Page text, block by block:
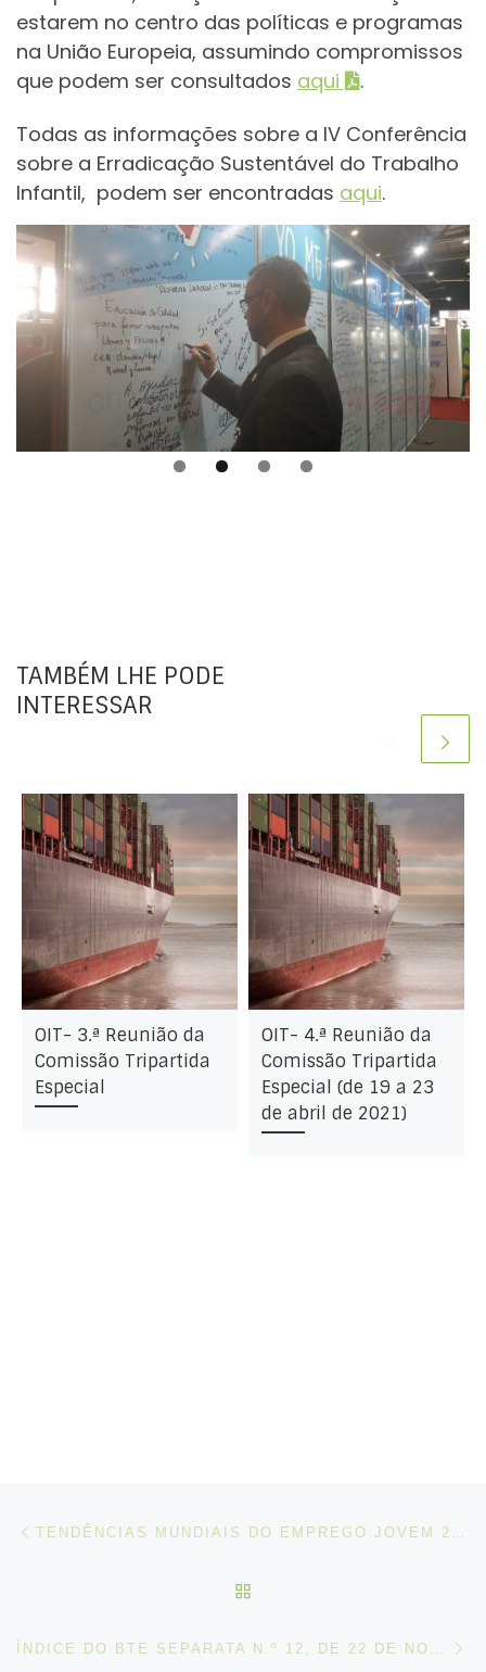
estarem no centro das políticas e programas
na União Europeia, assumindo compromissos
que podem ser consultados aqui
.
Todas as informações sobre a IV Conferência
sobre a Erradicação Sustentável do Trabalho
Infantil, podem ser encontradas aqui.
TAMBÉM LHE PODE
INTERESSAR
OIT- 3.ª Reunião da
Comissão Tripartida
Especial
OIT- 4.ª Reunião da
Comissão Tripartida
Especial (de 19 a 23
de abril de 2021)
Post navigation